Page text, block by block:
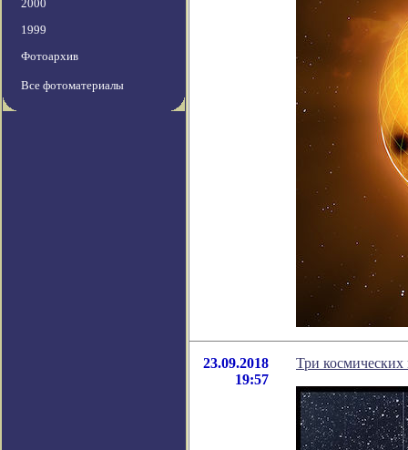
2000
1999
Фотоархив
Все фотоматериалы
23.09.2018
19:57
Три